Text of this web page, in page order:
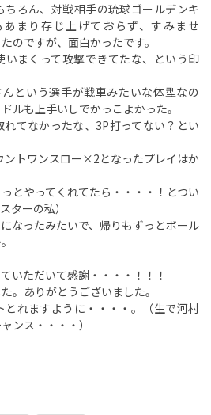
ろん、対戦相手の琉球ゴールデンキ
まり存じ上げておらず、すみませ
のですが、面白かったです。
まくって攻撃できてたな、という印
という選手が戦車みたいな体型なの
ルも上手いしでかっこよかった。
てなかったな、3P打ってない？とい
ントワンスロー×2となったプレイはか
とやってくれてたら・・・・！とつい
ターの私）
なったみたいで、帰りもずっとボール
いただいて感謝・・・・！！！
。ありがとうございました。
れますように・・・・。（生で河村
ンス・・・・）